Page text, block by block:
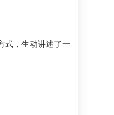
式，生动讲述了一